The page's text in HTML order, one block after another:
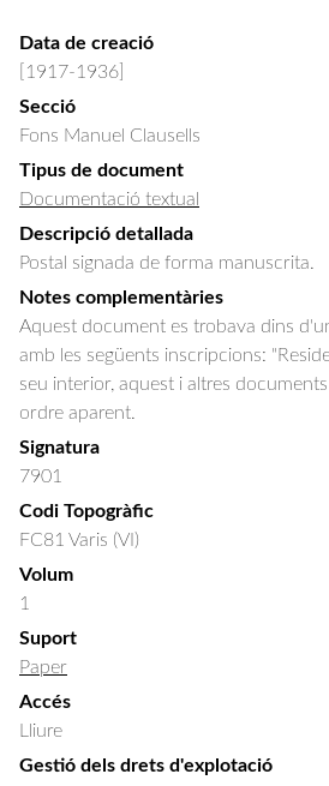
Data de creació
[1917-1936]
Secció
Fons Manuel Clausells
Tipus de document
Documentació textual
Descripció detallada
Postal signada de forma manuscrita.
Notes complementàries
Aquest document es trobava dins
amb les següents inscripcions:
seu interior, aquest i altres
ordre aparent.
Signatura
7901
Codi Topogràfic
FC81 Varis (VI)
Volum
1
Suport
Paper
Accés
Lliure
Gestió dels drets d'explotació